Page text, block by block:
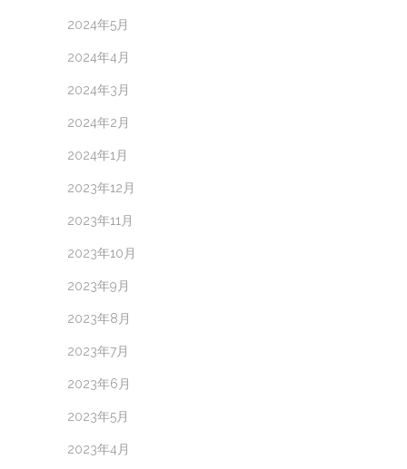
2024年5月
2024年4月
2024年3月
2024年2月
2024年1月
2023年12月
2023年11月
2023年10月
2023年9月
2023年8月
2023年7月
2023年6月
2023年5月
2023年4月